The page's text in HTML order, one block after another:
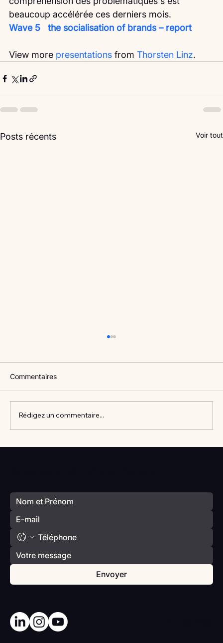
beaucoup accélérée ces derniers mois.
Wave 5   the socialisation of brands – report
View more presentations from Thorsten Linz.
Posts récents Voir tout
Commentaires
Rédigez un commentaire...
Envoyer